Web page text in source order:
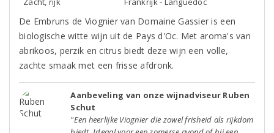
De Embruns de Viognier van Domaine Gassier is een
biologische witte wijn uit de Pays d'Oc. Met aroma's van
abrikoos, perzik en citrus biedt deze wijn een volle,
zachte smaak met een frisse afdronk.
Aanbeveling van onze wijnadviseur Ruben
Schut
"Een heerlijke Viognier die zowel frisheid als rijkdom